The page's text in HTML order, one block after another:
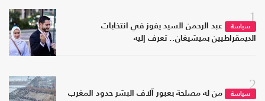
1
سياسة
عبد الرحمن السيد يفوز في انتخابات
الديمقراطيين بميشيغان.. تعرف إليه
2
سياسة
من له مصلحة بعبور آلاف البشر حدود المغرب